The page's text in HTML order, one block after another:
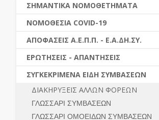
ΣΗΜΑΝΤΙΚΑ ΝΟΜΟΘΕΤΗΜΑΤΑ
ΔΗΜΟΣΙΕΣ ΣΥΜΒΑΣΕΙΣ (Ν. 4412/2016)
ΔΗΜΟΤΙΚΟΣ ΚΩΔΙΚΑΣ (Ν.3463/2006)
ΚΑΛΛΙΚΡΑΤΗΣ (Ν.3852/2010)
ΝΟΜΟΘΕΣΙΑ - ΝΟΜΟΛΟΓΙΑ (ΣΥΝΟΛΟ)
ΝΟΜΟΘΕΣΙΑ COVID-19
ΝΟΜΟΘΕΣΙΑ - ΝΟΜΟΛΟΓΙΑ COVID -19
ΕΡΩΤΗΣΕΙΣ - ΑΠΑΝΤΗΣΕΙΣ
ΑΠΟΦΑΣΕΙΣ Α.Ε.Π.Π. - Ε.Α.ΔΗ.ΣΥ.
ΠΡΟΔΙΚΑΣΤΙΚΗ ΠΡΟΣΦΥΓΗ
ΓΕΝΙΚΟΙ ΚΑΝΟΝΕΣ
ΔΙΚΑΙΟΥΜΕΝΟΙ ΣΥΜΜΕΤΟΧΗΣ
ΠΡΟΣΦΟΡΕΣ – ΔΙΚΑΙΟΛΟΓΗΤΙΚΑ
ΣΥΜΜΕΤΟΧΗΣ
ΕΡΩΤΗΣΕΙΣ - ΑΠΑΝΤΗΣΕΙΣ
Ν. 4782/2021 - ΤΡΟΠΟΠΟΙΗΣΗ
4412/2016
ΔΙΕΞΑΓΩΓΗ ΔΙΑΔΙΚΑΣΙΑΣ
ΔΙΑΔΙΚΑΣΙΕΣ ΑΝΑΘΕΣΗΣ
ΣΥΓΚΕΚΡΙΜΕΝΑ ΕΙΔΗ ΣΥΜΒΑΣΕΩΝ
ΔΙΑΚΗΡΥΞΕΙΣ ΑΛΛΩΝ ΦΟΡΕΩΝ
ΓΛΩΣΣΑΡΙ ΣΥΜΒΑΣΕΩΝ
ΓΛΩΣΣΑΡΙ ΟΜΟΕΙΔΩΝ ΣΥΜΒΑΣΕΩΝ